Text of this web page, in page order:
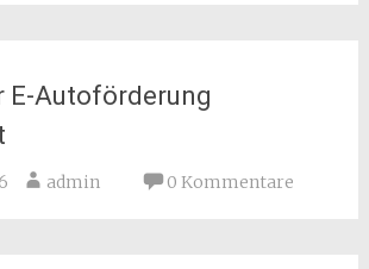
E-Autoförderung
admin 0 Kommentare